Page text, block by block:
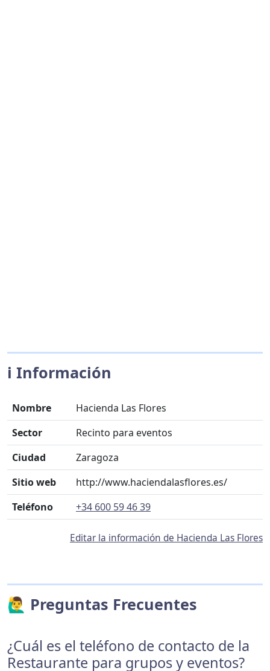
ℹ️ Información
Nombre
Hacienda Las Flores
Sector
Recinto para eventos
Ciudad
Zaragoza
Sitio web
http://www.haciendalasflores.es/
Teléfono
+34 600 59 46 39
Editar la información de Hacienda Las Flores
🙋‍♂️ Preguntas Frecuentes
¿Cuál es el teléfono de contacto de la
Restaurante para grupos y eventos?